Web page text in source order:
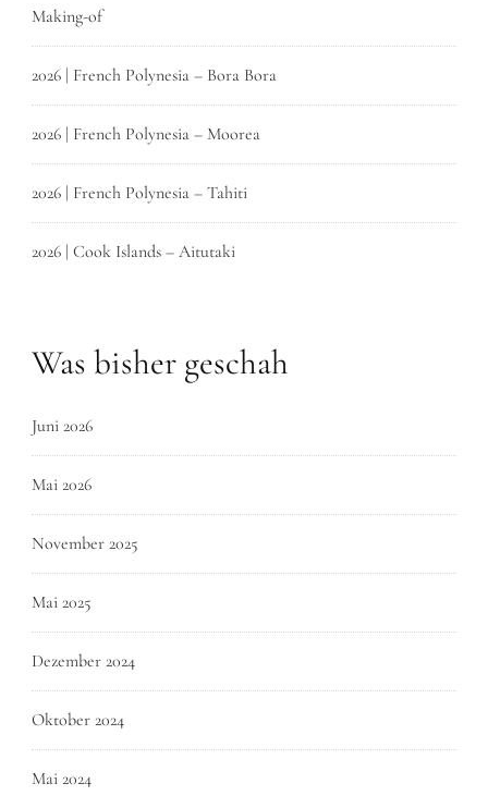
Making-of
2026 | French Polynesia – Bora Bora
2026 | French Polynesia – Moorea
2026 | French Polynesia – Tahiti
2026 | Cook Islands – Aitutaki
Was bisher geschah
Juni 2026
Mai 2026
November 2025
Mai 2025
Dezember 2024
Oktober 2024
Mai 2024